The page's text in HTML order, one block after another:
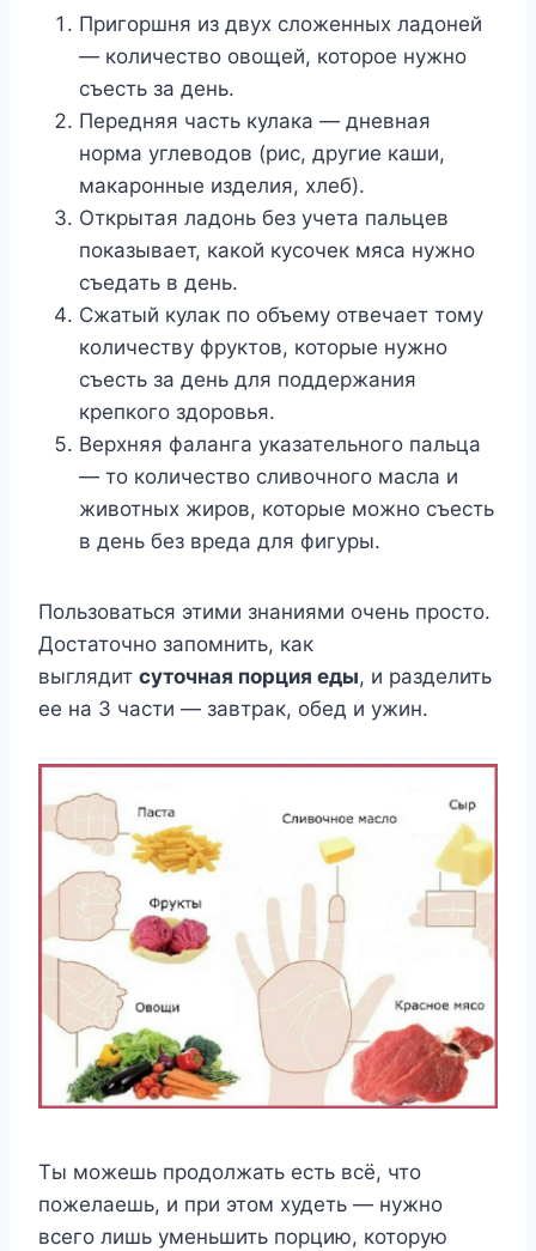
Пригоршня из двух сложенных ладоней
— количество овощей, которое нужно
съесть за день.
Передняя часть кулака — дневная
норма углеводов (рис, другие каши,
макаронные изделия, хлеб).
Открытая ладонь без учета пальцев
показывает, какой кусочек мяса нужно
съедать в день.
Сжатый кулак по объему отвечает тому
количеству фруктов, которые нужно
съесть за день для поддержания
крепкого здоровья.
Верхняя фаланга указательного пальца
— то количество сливочного масла и
животных жиров, которые можно съесть
в день без вреда для фигуры.
Пользоваться этими знаниями очень просто.
Достаточно запомнить, как
выглядит суточная порция еды, и разделить
ее на 3 части — завтрак, обед и ужин.
Ты можешь продолжать есть всё, что
пожелаешь, и при этом худеть — нужно
всего лишь уменьшить порцию, которую